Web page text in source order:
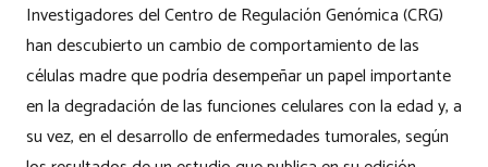
Investigadores del Centro de Regulación Genómica (CRG)
han descubierto un cambio de comportamiento de las
células madre que podría desempeñar un papel importante
en la degradación de las funciones celulares con la edad y, a
su vez, en el desarrollo de enfermedades tumorales, según